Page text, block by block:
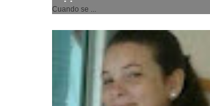
Cuando se ...